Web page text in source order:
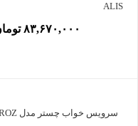
ALIS
۸۳,۶۷۰,۰۰۰ تومان
سرویس خواب چستر مدل ROZ